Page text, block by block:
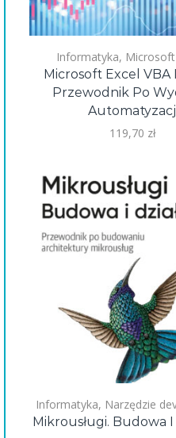
Informatyka,
Microsoft Excel VBA
Przewodnik Po
119,70 zł
Informatyka, Narzędzie
Mikrousługi. Budowa I